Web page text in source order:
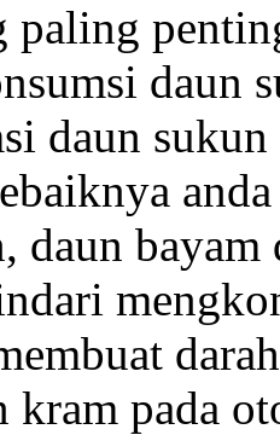
paling
daun
daun
daun
kram pada